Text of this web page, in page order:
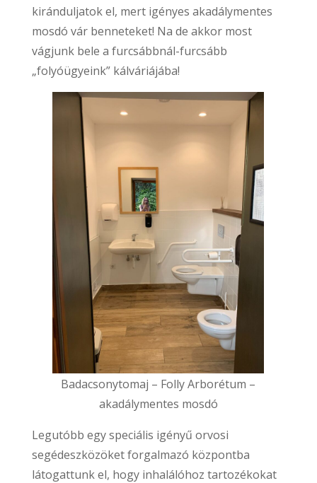
kiránduljatok el, mert igényes akadálymentes
mosdó vár benneteket! Na de akkor most
vágjunk bele a furcsábbnál-furcsább
„folyóügyeink” kálváriájába!
Badacsonytomaj – Folly Arborétum –
akadálymentes mosdó
Legutóbb egy speciális igényű orvosi
segédeszközöket forgalmazó központba
látogattunk el, hogy inhalálóhoz tartozékokat